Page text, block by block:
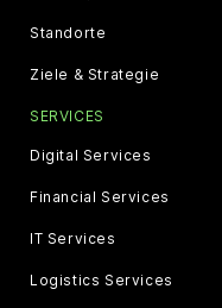
Standorte
Ziele & Strategie
SERVICES
Digital Services
Financial Services
IT Services
Logistics Services